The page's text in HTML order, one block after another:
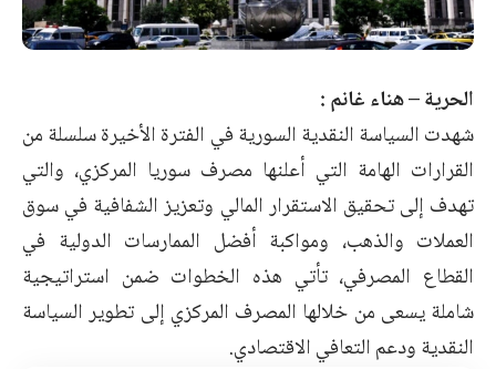
الحرية – هناء غانم :
شهدت السياسة النقدية السورية في الفترة الأخيرة سلسلة من
القرارات الهامة التي أعلنها مصرف سوريا المركزي، والتي
تهدف إلى تحقيق الاستقرار المالي وتعزيز الشفافية في سوق
العملات والذهب، ومواكبة أفضل الممارسات الدولية في
القطاع المصرفي، تأتي هذه الخطوات ضمن استراتيجية
شاملة يسعى من خلالها المصرف المركزي إلى تطوير السياسة
النقدية ودعم التعافي الاقتصادي.